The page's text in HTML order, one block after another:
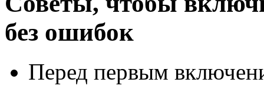
без ошибок
Перед первым